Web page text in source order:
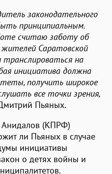
законодательного
принципиальным.
считаю заботу об
Саратовской
на
инициатива должна
получить широкое
все точки зрения,
Пьяных.
Анидалов (КПРФ)
ли Пьяных в случае
инициативы
о детях войны и